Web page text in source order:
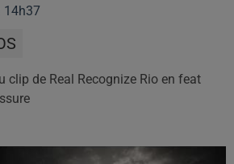
14h37
clip de Real Recognize Rio en feat